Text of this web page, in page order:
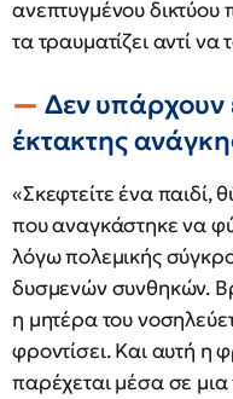
ανεπτυγμένου δικτύου
τα τραυματίζει αντί να
Δεν υπάρχουν
έκτακτης
«Σκεφτείτε ένα παιδί,
που αναγκάστηκε να
λόγω πολεμικής
δυσμενών συνθηκών.
η μητέρα του
φροντίσει. Και αυτή η
παρέχεται μέσα σε μια